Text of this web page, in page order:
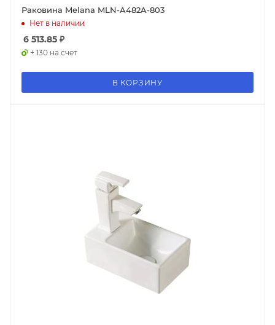
Раковина Melana MLN-A482A-803
Нет в наличии
6 513.85 ₽
+ 130 на счет
В КОРЗИНУ